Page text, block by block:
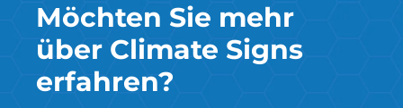
Möchten Sie mehr
über Climate Signs
erfahren?